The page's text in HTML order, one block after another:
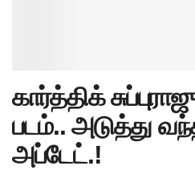
கார்த்திக்
படம்.. அடுத்து
அப்டேட்.!